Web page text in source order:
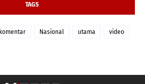
TAGS
komentar Nasional utama video